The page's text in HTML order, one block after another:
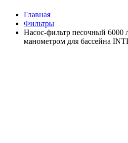
Главная
Фильтры
Насос-фильтр песочный 6000
манометром для бассейна